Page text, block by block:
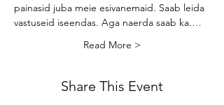
painasid juba meie esivanemaid. Saab leida
vastuseid iseendas. Aga naerda saab ka.…
Read More >
Share This Event